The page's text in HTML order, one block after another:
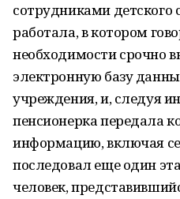
сотрудниками детского
работала, в котором
необходимости срочно
электронную базу
учреждения, и, следуя
пенсионерка передала
информацию, включая
последовал еще один
человек,